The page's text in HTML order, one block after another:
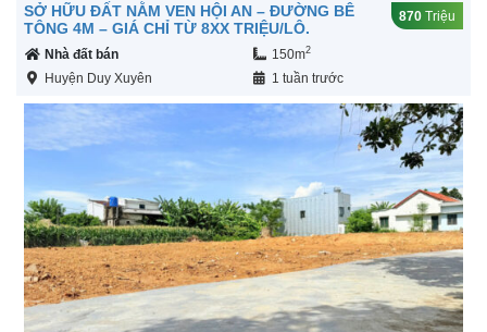
SỞ HỮU ĐẤT NẰM VEN HỘI AN – ĐƯỜNG BÊ
TÔNG 4M – GIÁ CHỈ TỪ 8XX TRIỆU/LÔ.
870 Triệu
Nhà đất bán 150m2
Huyện Duy Xuyên 1 tuần trước